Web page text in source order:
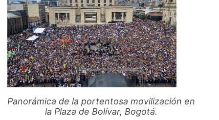
Panorámica de la portentosa movilización en
la Plaza de Bolívar, Bogotá.